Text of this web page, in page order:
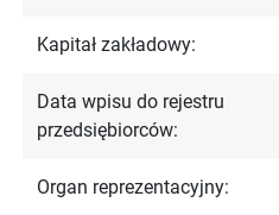
Kapitał zakładowy:
Data wpisu do rejestru
przedsiębiorców:
Organ reprezentacyjny: